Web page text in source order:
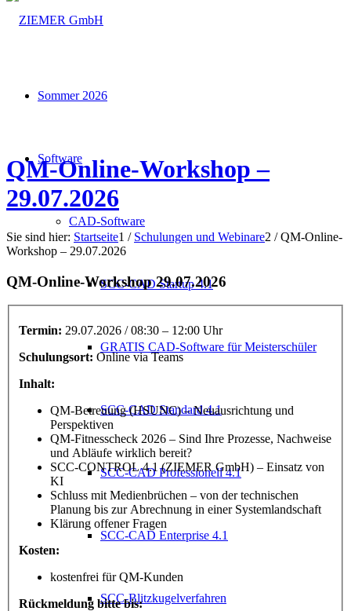
Sommer 2026
Software
CAD-Software
SCC-CAD Startup 4.1
GRATIS CAD-Software für Meisterschüler
SCC-CAD Standard 4.1
SCC-CAD Professionell 4.1
SCC-CAD Enterprise 4.1
SCC-Blitzkugelverfahren
QM-Online-Workshop –
29.07.2026
Sie sind hier: Startseite1 / Schulungen und Webinare2 / QM-Online-
Workshop – 29.07.2026
QM-Online-Workshop 29.07.2026
Termin: 29.07.2026 / 08:30 – 12:00 Uhr
Schulungsort: Online via Teams
Inhalt:
QM-Betreuung (HSUNC) – Neuausrichtung und
Perspektiven
QM-Fitnesscheck 2026 – Sind Ihre Prozesse, Nachweise
und Abläufe wirklich bereit?
SCC-CONTROL 4.1 (ZIEMER GmbH) – Einsatz von
KI
Schluss mit Medienbrüchen – von der technischen
Planung bis zur Abrechnung in einer Systemlandschaft
Klärung offener Fragen
Kosten:
kostenfrei für QM-Kunden
Rückmeldung bitte bis: